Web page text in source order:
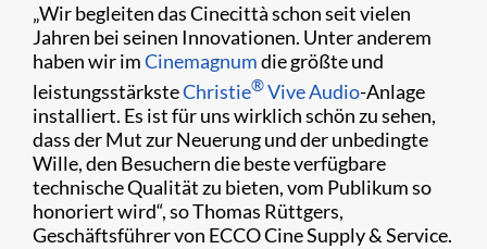
„Wir begleiten das Cinecittà schon seit vielen
Jahren bei seinen Innovationen. Unter anderem
haben wir imCinemagnumdie größte und
leistungsstärksteChristie®Vive Audio-Anlage
installiert. Es ist für uns wirklich schön zu sehen,
dass der Mut zur Neuerung und der unbedingte
Wille, den Besuchern die beste verfügbare
technische Qualität zu bieten, vom Publikum so
honoriert wird“, so Thomas Rüttgers,
Geschäftsführer von ECCO Cine Supply & Service.